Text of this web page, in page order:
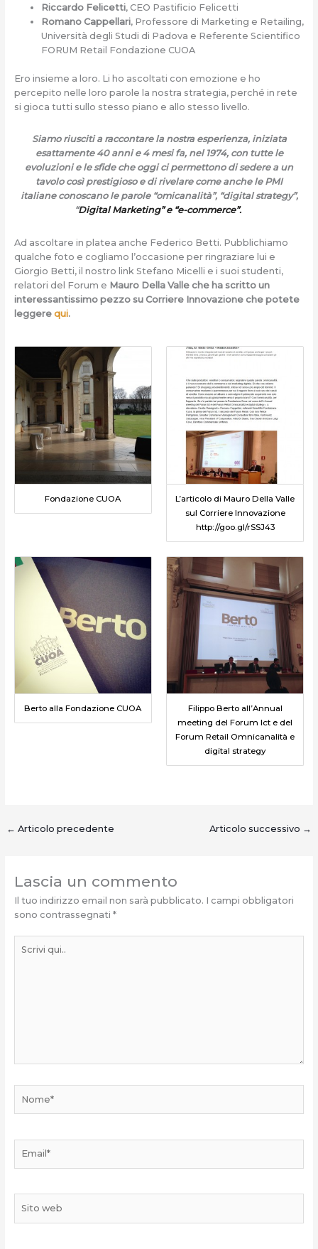
Riccardo Felicetti, CEO Pastificio Felicetti
Romano Cappellari, Professore di Marketing e Retailing,
Università degli Studi di Padova e Referente Scientifico
FORUM Retail Fondazione CUOA
Ero insieme a loro. Li ho ascoltati con emozione e ho
percepito nelle loro parole la nostra strategia, perché in rete
si gioca tutti sullo stesso piano e allo stesso livello.
Siamo riusciti a raccontare la nostra esperienza, iniziata
esattamente 40 anni e 4 mesi fa, nel 1974, con tutte le
evoluzioni e le sfide che oggi ci permettono di sedere a un
tavolo così prestigioso e di rivelare come anche le PMI
italiane conoscano le parole “omicanalità”, “digital strategy”,
“Digital Marketing” e “e-commerce”.
Ad ascoltare in platea anche Federico Betti. Pubblichiamo
qualche foto e cogliamo l’occasione per ringraziare lui e
Giorgio Betti, il nostro link Stefano Micelli e i suoi studenti,
relatori del Forum e Mauro Della Valle che ha scritto un
interessantissimo pezzo su Corriere Innovazione che potete
leggerequi.
Fondazione CUOA
L’articolo di Mauro Della Valle
sul Corriere Innovazione
http://goo.gl/rSSJ43
Berto alla Fondazione CUOA
Filippo Berto all’Annual
meeting del Forum Ict e del
Forum Retail Omnicanalità e
digital strategy
← Articolo precedente Articolo successivo →
Lascia un commento
Il tuo indirizzo email non sarà pubblicato. I campi obbligatori
sono contrassegnati *
qui..
web